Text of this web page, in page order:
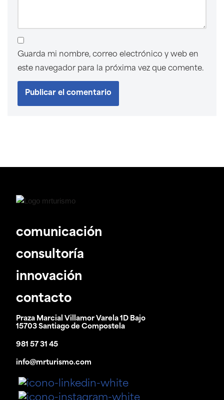
Guarda mi nombre, correo electrónico y web en
este navegador para la próxima vez que comente.
comunicación
consultoría
innovación
contacto
Praza Marcial Villamor Varela 1D Bajo
15703 Santiago de Compostela
981 57 31 45
info@mrturismo.com